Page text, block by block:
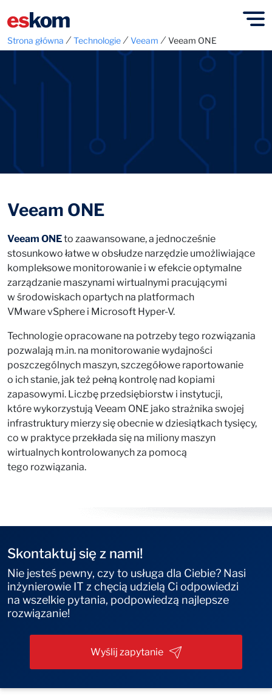
Strona główna ⁄Technologie⁄Veeam ⁄Veeam ONE
Veeam ONE
Veeam ONEto zaawansowane, a jednocześnie
stosunkowo łatwe w obsłudze narzędzie umożliwiające
kompleksowe monitorowanie i w efekcie optymalne
zarządzanie maszynami wirtualnymi pracującymi
w środowiskach opartych na platformach
VMware vSphere i Microsoft Hyper-V.
Technologie opracowane na potrzeby tego rozwiązania
pozwalają m.in. na monitorowanie wydajności
poszczególnych maszyn, szczegółowe raportowanie
o ich stanie, jak też pełną kontrolę nad kopiami
zapasowymi. Liczbę przedsiębiorstw i instytucji,
które wykorzystują Veeam ONE jako strażnika swojej
infrastruktury mierzy się obecnie w dziesiątkach tysięcy,
co w praktyce przekłada się na miliony maszyn
wirtualnych kontrolowanych za pomocą
tego rozwiązania.
Skontaktuj się z nami!
Nie jesteś pewny, czy to usługa dla Ciebie? Nasi
inżynierowie IT z chęcią udzielą Ci odpowiedzi
na wszelkie pytania, podpowiedzą najlepsze
rozwiązanie!
Wyślij zapytanie